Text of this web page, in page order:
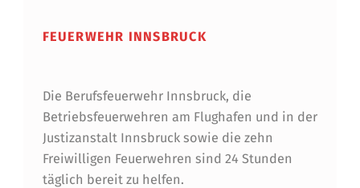
FEUERWEHR INNSBRUCK
Die Berufsfeuerwehr Innsbruck, die
Betriebsfeuerwehren am Flughafen und in der
Justizanstalt Innsbruck sowie die zehn
Freiwilligen Feuerwehren sind 24 Stunden
täglich bereit zu helfen.